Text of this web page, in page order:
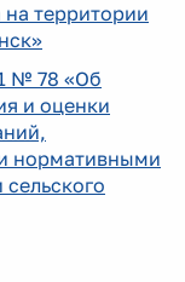
на территории
№ 78 «Об
и оценки
нормативными